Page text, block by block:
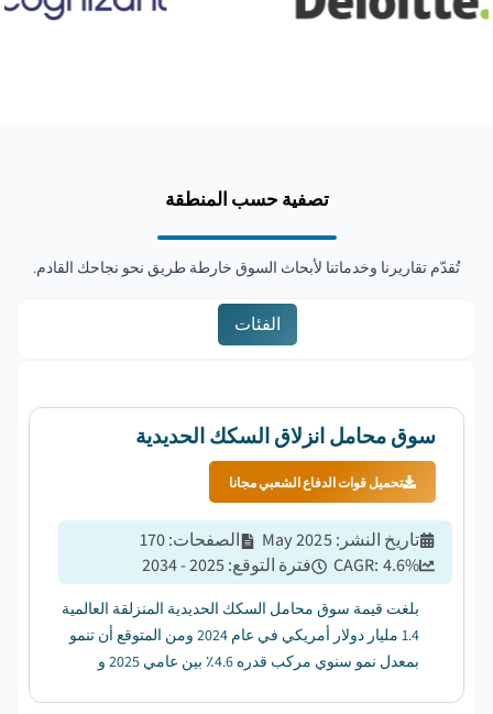
تصفية حسب المنطقة
تُقدّم تقاريرنا وخدماتنا لأبحاث السوق خارطة طريق نحو نجاحك القادم.
الفئات
سوق محامل انزلاق السكك الحديدية
تحميل قوات الدفاع الشعبي مجانا
تاريخ النشر :
May 2025 الصفحات:
170
CAGR: 4.6% فترة التوقع:
2025 - 2034
بلغت قيمة سوق محامل السكك الحديدية المنزلقة العالمية
1.4 مليار دولار أمريكي في عام 2024 ومن المتوقع أن تنمو
بمعدل نمو سنوي مركب قدره 4.6٪ بين عامي 2025 و